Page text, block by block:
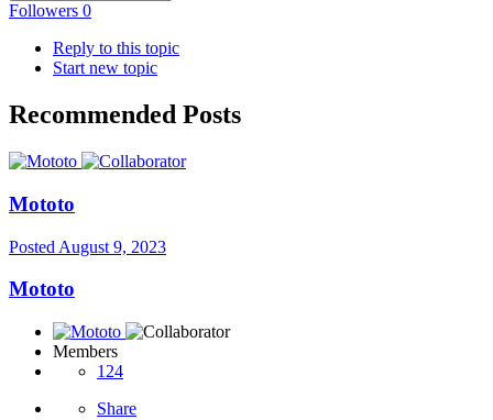
Followers 0
Reply to this topic
Start new topic
Recommended Posts
Mototo
Posted August 9, 2023
Mototo
Members
124
Share